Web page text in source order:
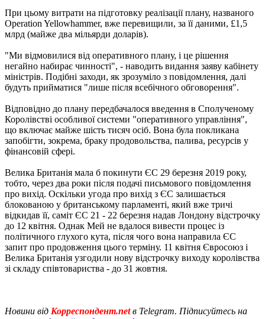
При цьому витрати на підготовку реалізації плану, названого
Operation Yellowhammer, вже перевищили, за її даними, £1,5
млрд (майже два мільярди доларів).
"Ми відмовилися від оперативного плану, і це рішення
негайно набирає чинності", - наводить видання заяву кабінету
міністрів. Подібні заходи, як зрозуміло з повідомлення, далі
будуть прийматися "лише після всебічного обговорення".
Відповідно до плану передбачалося введення в Сполученому
Королівстві особливої ​​системи "оперативного управління",
що включає майже шість тисяч осіб. Вона була покликана
запобігти, зокрема, браку продовольства, палива, ресурсів у
фінансовій сфері.
Велика Британія мала б покинути ЄС 29 березня 2019 року,
тобто, через два роки після подачі письмового повідомлення
про вихід. Оскільки угода про вихід з ЄС залишається
блокованою у британському парламенті, який вже тричі
відкидав її, саміт ЄС 21 - 22 березня надав Лондону відстрочку
до 12 квітня. Однак Мей не вдалося вивести процес із
політичного глухого кута, після чого вона направила ЄС
запит про продовження цього терміну. 11 квітня Євросоюз і
Велика Британія узгодили нову відстрочку виходу королівства
зі складу співтовариства - до 31 жовтня.
Новини від Корреспондент.netв Telegram. Підписуйтесь на